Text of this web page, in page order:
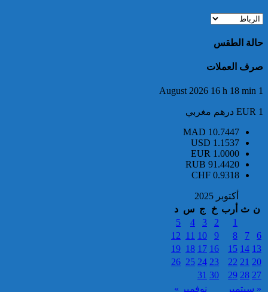
وفاة 5 أشخاص بورش بناء سد
المختار السوسي
حالة الطقس
صرف العملات
1 August 2026 16 h 18 min
EUR 1 درهم مغربي
MAD 10.7447
USD 1.1537
EUR 1.0000
RUB 91.4420
CHF 0.9318
أكتوبر 2025
ن ث أرب خ ج س د
« سبتمبر نوفمبر »
1
2
3
4
5
6
7
8
9
10
11
12
13
14
15
16
17
18
19
20
21
22
23
24
25
26
27
28
29
30
31